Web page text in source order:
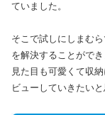
ていました。
そこで試しにしまむ
を解決することができ
見た目も可愛くて収納
ビューしていきたいと